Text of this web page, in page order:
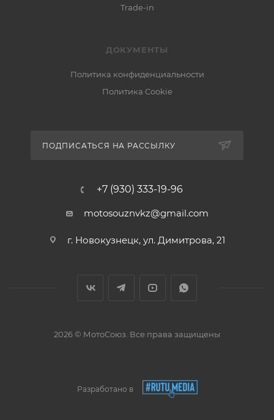
Trade-in
ДОКУМЕНТЫ
Политика конфиденциальности
Политика Cookie
ПОДПИСАТЬСЯ НА РАССЫЛКУ
+7 (930) 333-19-96
motosouznvkz@gmail.com
г. Новокузнецк, ул. Димитрова, 21
2026 © МотоСоюз. Все права защищены
Разработано в